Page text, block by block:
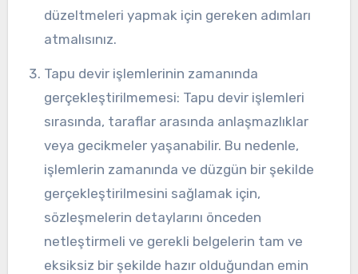
düzeltmeleri yapmak için gereken adımları
atmalısınız.
Tapu devir işlemlerinin zamanında
gerçekleştirilmemesi: Tapu devir işlemleri
sırasında, taraflar arasında anlaşmazlıklar
veya gecikmeler yaşanabilir. Bu nedenle,
işlemlerin zamanında ve düzgün bir şekilde
gerçekleştirilmesini sağlamak için,
sözleşmelerin detaylarını önceden
netleştirmeli ve gerekli belgelerin tam ve
eksiksiz bir şekilde hazır olduğundan emin